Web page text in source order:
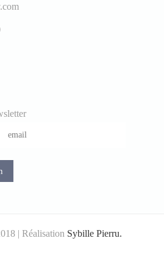
| Réalisation Sybille Pierru.